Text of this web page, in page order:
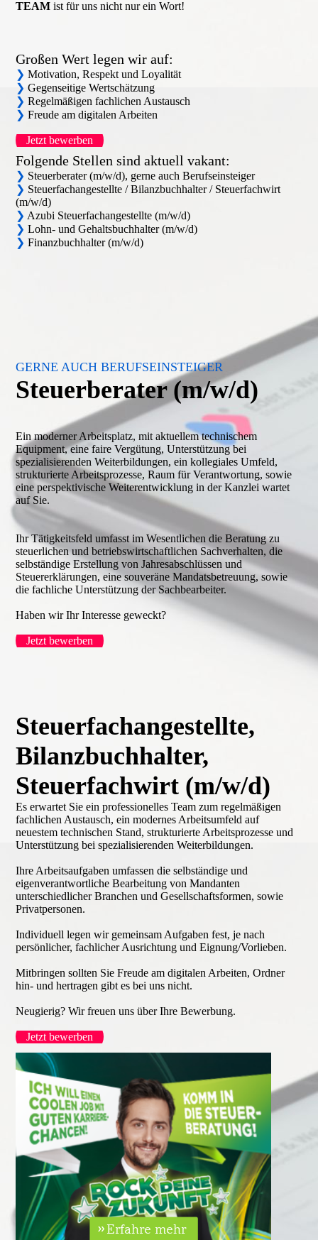
TEAM ist für uns nicht nur ein Wort!
Großen Wert legen wir auf:
❯ Motivation, Respekt und Loyalität
❯ Gegenseitige Wertschätzung
❯ Regelmäßigen fachlichen Austausch
❯Freude am digitalen Arbeiten
Jetzt bewerben
Folgende Stellen sind aktuell vakant:
❯ Steuerberater (m/w/d), gerne auch Berufseinsteiger
❯ Steuerfachangestellte / Bilanzbuchhalter / Steuerfachwirt
(m/w/d)
❯ Azubi Steuerfachangestellte (m/w/d)
❯ Lohn- und Gehaltsbuchhalter (m/w/d)
❯ Finanzbuchhalter (m/w/d)
GERNE AUCH BERUFSEINSTEIGER
Steuerberater (m/w/d)
Ein moderner Arbeitsplatz, mit aktuellem technischem
Equipment, eine faire Vergütung, Unterstützung bei
spezialisierenden Weiterbildungen, ein kollegiales Umfeld,
strukturierte Arbeitsprozesse, Raum für Verantwortung, sowie
eine perspektivische Weiterentwicklung in der Kanzlei wartet
auf Sie.
Ihr Tätigkeitsfeld umfasst im Wesentlichen die Beratung zu
steuerlichen und betriebswirtschaftlichen Sachverhalten, die
selbständige Erstellung von Jahresabschlüssen und
Steuererklärungen, eine souveräne Mandatsbetreuung, sowie
die fachliche Unterstützung der Sachbearbeiter.
Haben wir Ihr Interesse geweckt?
Jetzt bewerben
Steuerfachangestellte,
Bilanzbuchhalter,
Steuerfachwirt (m/w/d)
Es erwartet Sie ein professionelles Team zum regelmäßigen
fachlichen Austausch, ein modernes Arbeitsumfeld auf
neuestem technischen Stand, strukturierte Arbeitsprozesse und
Unterstützung bei spezialisierenden Weiterbildungen.
Ihre Arbeitsaufgaben umfassen die selbständige und
eigenverantwortliche Bearbeitung von Mandanten
unterschiedlicher Branchen und Gesellschaftsformen, sowie
Privatpersonen.
Individuell legen wir gemeinsam Aufgaben fest, je nach
persönlicher, fachlicher Ausrichtung und Eignung/Vorlieben.
Mitbringen sollten Sie Freude am digitalen Arbeiten, Ordner
hin- und hertragen gibt es bei uns nicht.
Neugierig? Wir freuen uns über Ihre Bewerbung.
Jetzt bewerben